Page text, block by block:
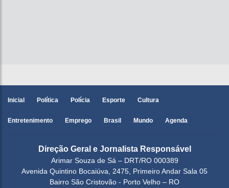
Inicial Política Polícia Esporte Cultura
Entretenimento Emprego Brasil Mundo Agenda
Direção Geral e Jornalista Responsável
Arimar Souza de Sá – DRT/RO 000389
Avenida Quintino Bocaiúva, 2475, Primeiro Andar Sala 05
Bairro São Cristovão - Porto Velho – RO